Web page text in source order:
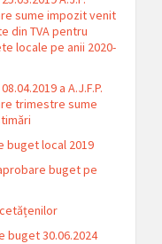
sume impozit venit
din TVA pentru
locale pe anii 2020-
a A.J.F.P.
trimestre sume
buget local 2019
buget pe
buget 30.06.2024